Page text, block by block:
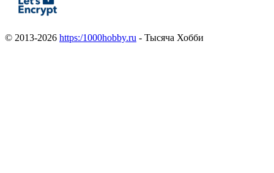
© 2013-2026 https:/1000hobby.ru - Тысяча Хобби